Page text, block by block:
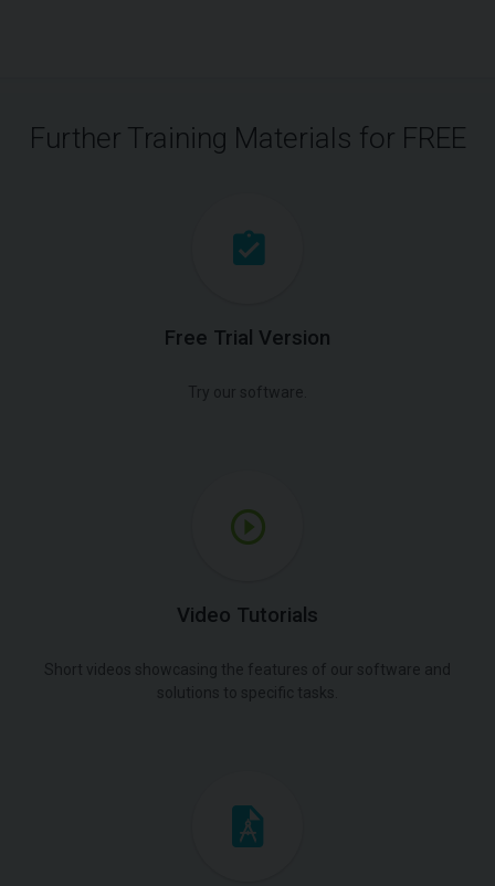
Further Training Materials for FREE
Free Trial Version
Try our software.
Video Tutorials
Short videos showcasing the features of our software and
solutions to specific tasks.